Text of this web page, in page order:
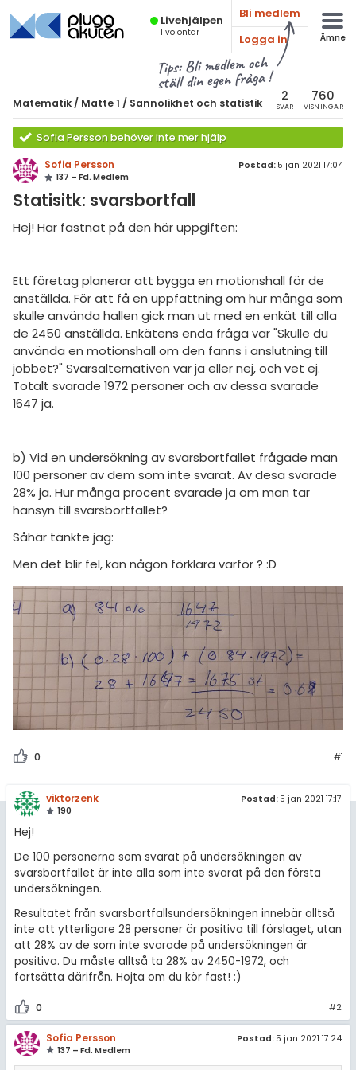
Live­hjälpen
1 volontär
Bli medlem
Logga in
Ämne
Tips: Bli medlem och
ställ din egen fråga !
Matematik / Matte 1 / Sannolikhet och statistik 2
SVAR
760
VISNINGAR
Sofia Persson behöver inte mer hjälp
Sofia Persson
137 – Fd. Medlem
Postad: 5 jan 2021 17:04
Statisitk: svarsbortfall
Hej! Har fastnat på den här uppgiften:
Ett företag planerar att bygga en motionshall för de
anställda. För att få en uppfattning om hur många som
skulle använda hallen gick man ut med en enkät till alla
de 2450 anställda. Enkätens enda fråga var "Skulle du
använda en motionshall om den fanns i anslutning till
jobbet?" Svarsalternativen var ja eller nej, och vet ej.
Totalt svarade 1972 personer och av dessa svarade
1647 ja.
b) Vid en undersökning av svarsbortfallet frågade man
100 personer av dem som inte svarat. Av desa svarade
28% ja. Hur många procent svarade ja om man tar
hänsyn till svarsbortfallet?
Såhär tänkte jag:
Men det blir fel, kan någon förklara varför ? :D
0 #1
viktorzenk
190
Postad: 5 jan 2021 17:17
Hej!
De 100 personerna som svarat på undersökningen av
svarsbortfallet är inte alla som inte svarat på den första
undersökningen.
Resultatet från svarsbortfallsundersökningen innebär alltså
inte att ytterligare 28 personer är positiva till förslaget, utan
att 28% av de som inte svarade på undersökningen är
positiva. Du måste alltså ta 28% av 2450-1972, och
fortsätta därifrån. Hojta om du kör fast! :)
0 #2
Sofia Persson
137 – Fd. Medlem
Postad: 5 jan 2021 17:24
Alla ämnen
Alla trådar
7
8
9
1
3
4
5
högskolan
Matematik
Universitet
Alla trådar
Sannolikhet och Statistik
Diskret matematik
Övrigt
Livehjälpen
För lärare
Allmänna villkor
Cookie-inställningar
(mattedelen)
diskussioner
& Bygg
språk
diskussioner